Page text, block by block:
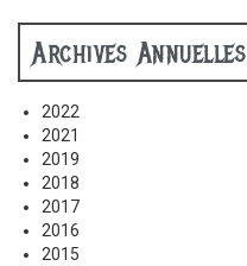
Archives Annuelles
2022
2021
2019
2018
2017
2016
2015